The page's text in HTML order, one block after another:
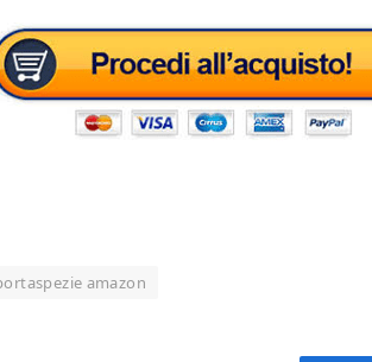
amazon